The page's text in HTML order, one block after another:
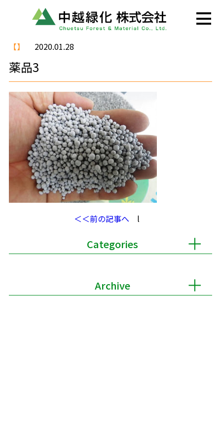
【】 2020.01.28
薬品3
＜＜前の記事へ l
Categories
Archive